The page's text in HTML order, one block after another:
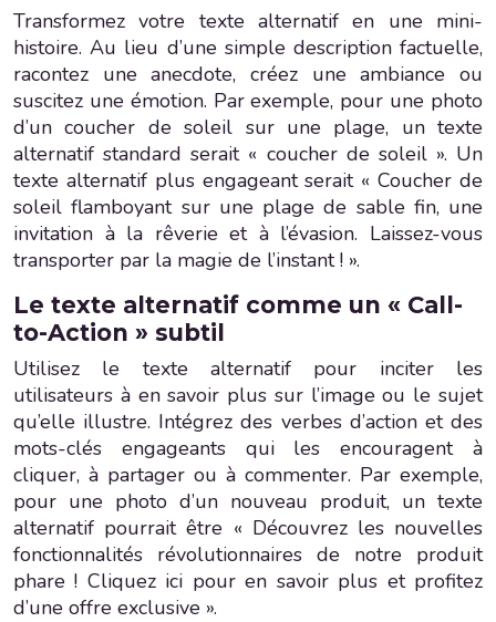
Transformez votre texte alternatif en une mini-
histoire. Au lieu d’une simple description factuelle,
racontez une anecdote, créez une ambiance ou
suscitez une émotion. Par exemple, pour une photo
d’un coucher de soleil sur une plage, un texte
alternatif standard serait « coucher de soleil ». Un
texte alternatif plus engageant serait « Coucher de
soleil flamboyant sur une plage de sable fin, une
invitation à la rêverie et à l’évasion. Laissez-vous
transporter par la magie de l’instant ! ».
Le texte alternatif comme un « Call-
to-Action » subtil
Utilisez le texte alternatif pour inciter les
utilisateurs à en savoir plus sur l’image ou le sujet
qu’elle illustre. Intégrez des verbes d’action et des
mots-clés engageants qui les encouragent à
cliquer, à partager ou à commenter. Par exemple,
pour une photo d’un nouveau produit, un texte
alternatif pourrait être « Découvrez les nouvelles
fonctionnalités révolutionnaires de notre produit
phare ! Cliquez ici pour en savoir plus et profitez
d’une offre exclusive ».